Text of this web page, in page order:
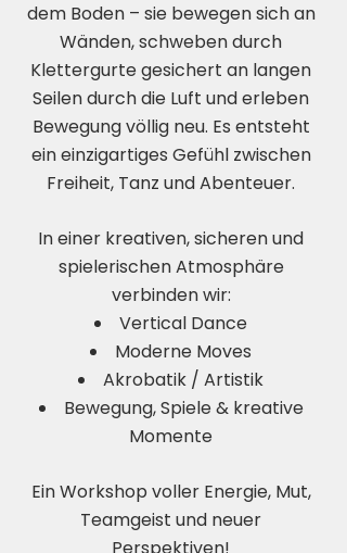
dem Boden – sie bewegen sich an
Wänden, schweben durch
Klettergurte gesichert an langen
Seilen durch die Luft und erleben
Bewegung völlig neu. Es entsteht
ein einzigartiges Gefühl zwischen
Freiheit, Tanz und Abenteuer.
In einer kreativen, sicheren und
spielerischen Atmosphäre
verbinden wir:
Vertical Dance
Moderne Moves
Akrobatik / Artistik
Bewegung, Spiele & kreative
Momente
Ein Workshop voller Energie, Mut,
Teamgeist und neuer